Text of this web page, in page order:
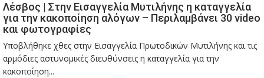
Λέσβος | Στην Εισαγγελία Μυτιλήνης η καταγγελία
για την κακοποίηση αλόγων – Περιλαμβάνει 30 video
και φωτογραφίες
Υποβλήθηκε χθες στην Εισαγγελία Πρωτοδικών Μυτιλήνης και τις
αρμόδιες αστυνομικές διευθύνσεις η καταγγελία για την
κακοποίηση...